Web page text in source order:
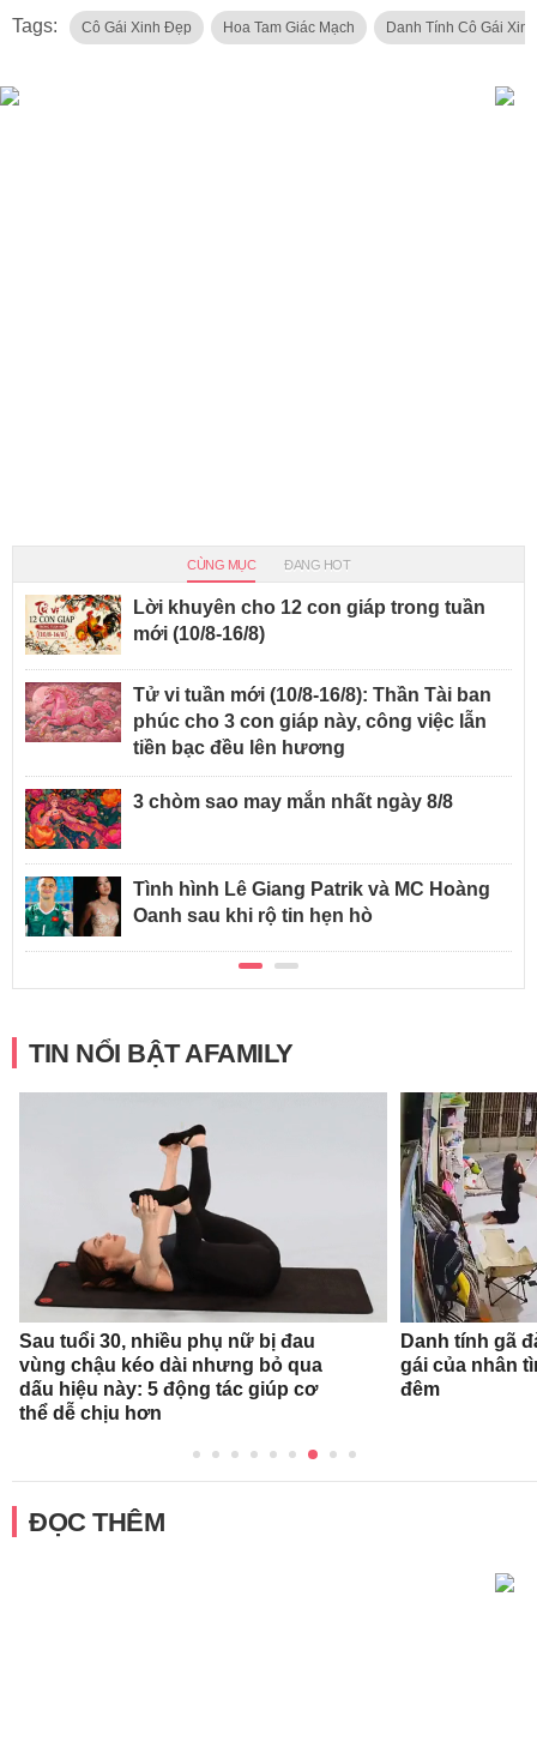
Tags: Cô Gái Xinh Đẹp Hoa Tam Giác Mạch Danh Tính Cô Gái
CÙNG MỤC ĐANG HOT
Lời khuyên cho 12 con giáp trong tuần
mới (10/8-16/8)
Tử vi tuần mới (10/8-16/8): Thần Tài ban
phúc cho 3 con giáp này, công việc lẫn
tiền bạc đều lên hương
3 chòm sao may mắn nhất ngày 8/8
Tình hình Lê Giang Patrik và MC Hoàng
Oanh sau khi rộ tin hẹn hò
TIN NỔI BẬT AFAMILY
Sau tuổi 30, nhiều phụ nữ bị đau
vùng chậu kéo dài nhưng bỏ qua
dấu hiệu này: 5 động tác giúp cơ
thể dễ chịu hơn
Danh tính gã
gái của nhân
đêm
ĐỌC THÊM